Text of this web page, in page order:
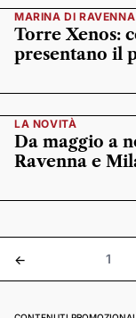
MARINA DI RAVENNA
Torre Xenos:
presentano il
LA NOVITÀ
Da maggio a
Ravenna e
<- 1